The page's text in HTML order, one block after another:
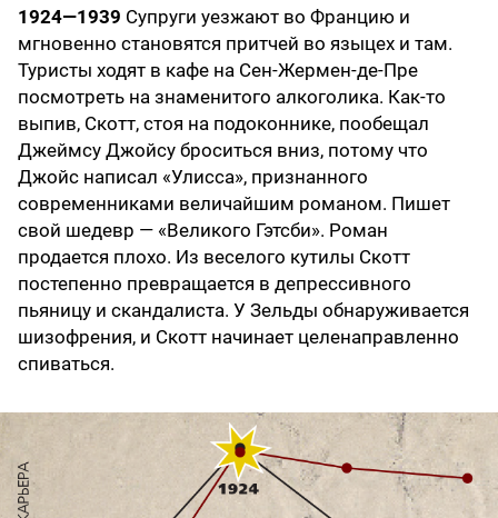
1924—1939 Супруги уезжают во Францию и
мгновенно становятся притчей во языцех и там.
Туристы ходят в кафе на Сен-Жермен-де-Пре
посмотреть на знаменитого алкоголика. Как-то
выпив, Скотт, стоя на подоконнике, пообещал
Джеймсу Джойсу броситься вниз, потому что
Джойс написал «Улисса», признанного
современниками величайшим романом. Пишет
свой шедевр — «Великого Гэтсби». Роман
продается плохо. Из веселого кутилы Скотт
постепенно превращается в депрессивного
пьяницу и скандалиста. У Зельды обнаруживается
шизофрения, и Скотт начинает целенаправленно
спиваться.